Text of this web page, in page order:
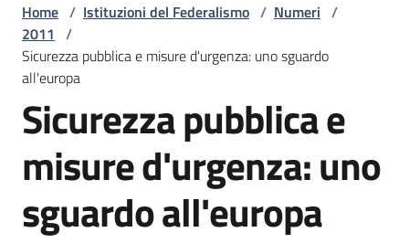
giuridici e politici
La
Rivista
Numeri
Menu selezionato
Autori
Home / Istituzioni del Federalismo / Numeri /
2011 /
Sicurezza pubblica e misure d'urgenza: uno sguardo
all'europa
Sicurezza pubblica e
misure d'urgenza: uno
sguardo all'europa